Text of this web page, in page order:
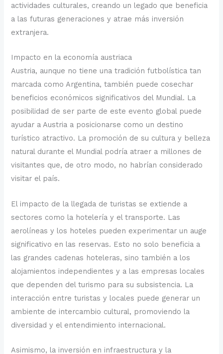
actividades culturales, creando un legado que beneficia
a las futuras generaciones y atrae más inversión
extranjera.
Impacto en la economía austriaca
Austria, aunque no tiene una tradición futbolística tan
marcada como Argentina, también puede cosechar
beneficios económicos significativos del Mundial. La
posibilidad de ser parte de este evento global puede
ayudar a Austria a posicionarse como un destino
turístico atractivo. La promoción de su cultura y belleza
natural durante el Mundial podría atraer a millones de
visitantes que, de otro modo, no habrían considerado
visitar el país.
El impacto de la llegada de turistas se extiende a
sectores como la hotelería y el transporte. Las
aerolíneas y los hoteles pueden experimentar un auge
significativo en las reservas. Esto no solo beneficia a
las grandes cadenas hoteleras, sino también a los
alojamientos independientes y a las empresas locales
que dependen del turismo para su subsistencia. La
interacción entre turistas y locales puede generar un
ambiente de intercambio cultural, promoviendo la
diversidad y el entendimiento internacional.
Asimismo, la inversión en infraestructura y la